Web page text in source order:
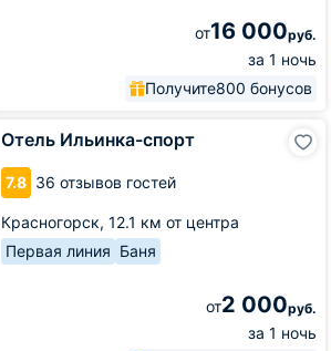
от16 000руб.
за 1 ночь
Получите800 бонусов
Отель Ильинка-спорт
7.8 36 отзывов гостей
Красногорск, 12.1 км от центра
Первая линия Баня
от2 000руб.
за 1 ночь